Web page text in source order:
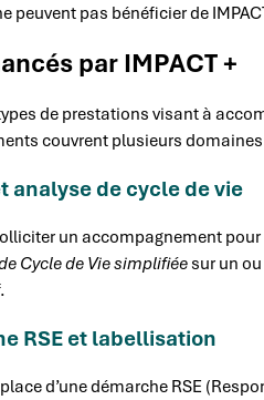
pas bénéficier de
par IMPACT +
de prestations visant à
couvrent plusieurs
analyse de cycle de vie
un accompagnement
Cycle de Vie simplifiée sur un
RSE et labellisation
d’une démarche RSE